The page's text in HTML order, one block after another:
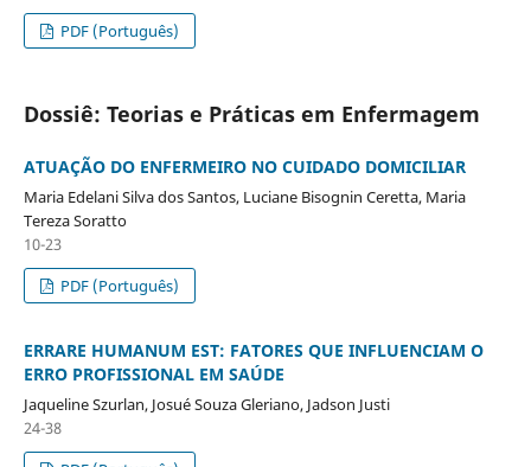
PDF (Português)
Dossiê: Teorias e Práticas em Enfermagem
ATUAÇÃO DO ENFERMEIRO NO CUIDADO DOMICILIAR
Maria Edelani Silva dos Santos, Luciane Bisognin Ceretta, Maria
Tereza Soratto
10-23
PDF (Português)
ERRARE HUMANUM EST: FATORES QUE INFLUENCIAM O
ERRO PROFISSIONAL EM SAÚDE
Jaqueline Szurlan, Josué Souza Gleriano, Jadson Justi
24-38